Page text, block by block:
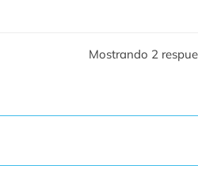
Mostrando 2